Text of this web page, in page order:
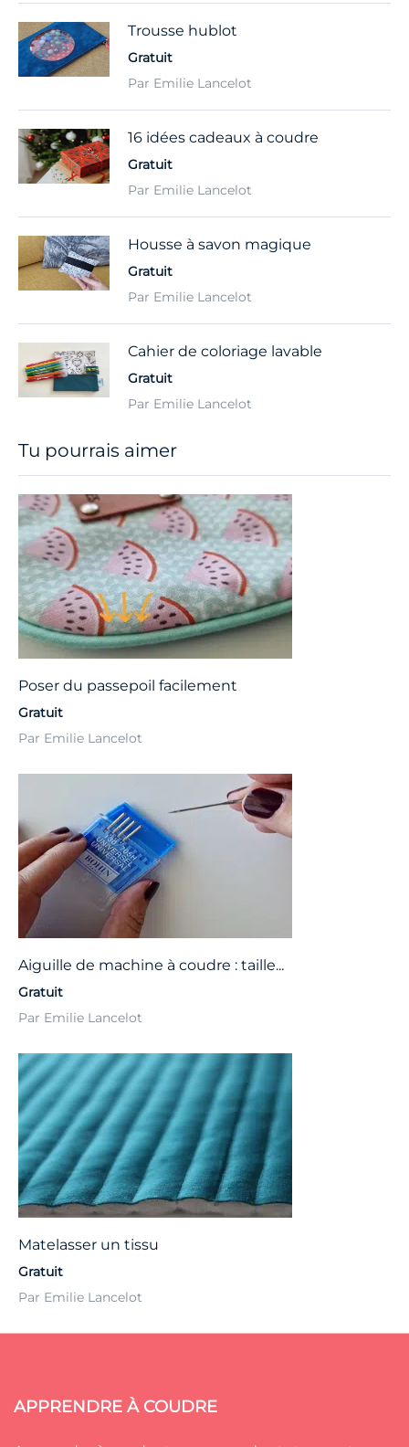
Tu pourrais aimer
Poser du passepoil facilement
Gratuit
Par Emilie Lancelot
Aiguille de machine à coudre : taille...
Gratuit
Par Emilie Lancelot
Matelasser un tissu
Gratuit
Par Emilie Lancelot
Trousse hublot
Gratuit
Par Emilie Lancelot
16 idées cadeaux à coudre
Gratuit
Par Emilie Lancelot
Housse à savon magique
Gratuit
Par Emilie Lancelot
Cahier de coloriage lavable
Gratuit
Par Emilie Lancelot
APPRENDRE À COUDRE